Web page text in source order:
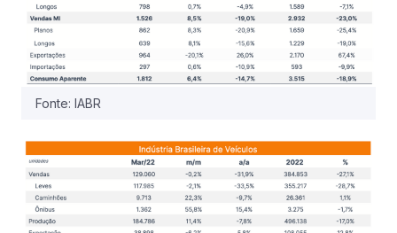
Fonte: IABR